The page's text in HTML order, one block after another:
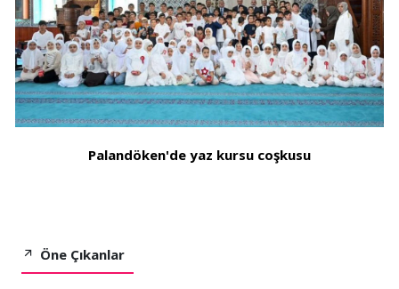
Palandöken'de yaz kursu coşkusu
Öne Çıkanlar